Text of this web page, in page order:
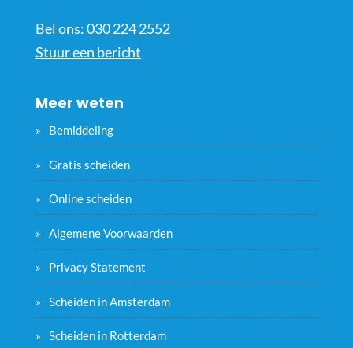
Bel ons:030 224 2552
Stuur een bericht
Meer weten
Bemiddeling
Gratis scheiden
Online scheiden
Algemene Voorwaarden
Privacy Statement
Scheiden in Amsterdam
Scheiden in Rotterdam